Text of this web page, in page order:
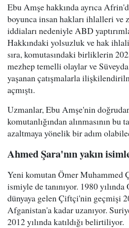
Ebu Amşe hakkında ayrıca
boyunca insan hakları ihlalleri ve
iddiaları nedeniyle ABD
Hakkındaki yolsuzluk ve hak ihlali
sıra, komutasındaki birliklerin
mezhep temelli olaylar ve
yaşanan çatışmalarla
açmıştı.
Uzmanlar, Ebu Amşe'nin
komutanlığından alınmasının bu
azaltmaya yönelik bir adım
Ahmed Şara'nın yakın
Yeni komutan Ömer
ismiyle de tanınıyor. 1980
dünyaya gelen Çiftçi'nin geçmişi
Afganistan'a kadar uzanıyor.
2012 yılında katıldığı belirtiliyor.